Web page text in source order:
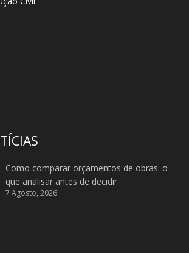
Como comparar orçamentos de obras: o
que analisar antes de decidir
7 Agosto, 2026